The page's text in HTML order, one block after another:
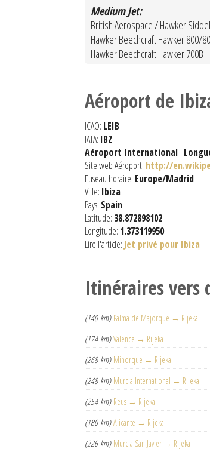
Medium Jet:
British Aerospace / Hawker
Hawker Beechcraft Hawker 800/
Hawker Beechcraft Hawker 700B
Aéroport de
ICAO: LEIB
IATA: IBZ
Aéroport International-
Site web Aéroport: http://
Fuseau horaire: Europe/Madrid
Ville: Ibiza
Pays: Spain
Latitude: 38.872898102
Longitude: 1.373119950
Lire l'article: Jet privé pour Ibiza
Itinéraires vers
(140 km) Palma de Majorque → Rijeka
(174 km) Valence → Rijeka
(268 km) Minorque → Rijeka
(248 km) Murcia International → Rijeka
(254 km) Reus → Rijeka
(180 km) Alicante → Rijeka
(226 km) Murcia San Javier → Rijeka